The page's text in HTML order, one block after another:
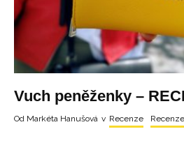
Vuch peněženky –
Od Markéta Hanušová v Recenze